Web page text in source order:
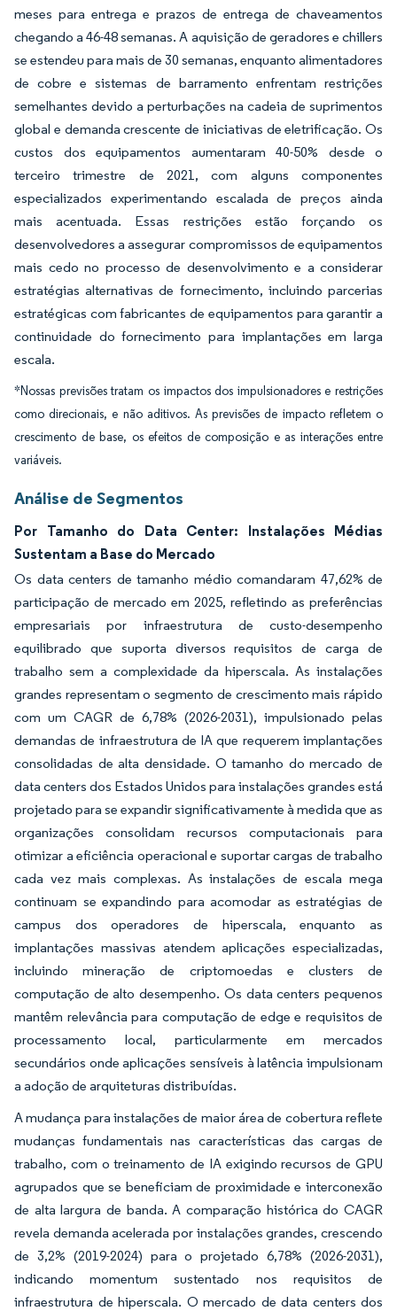
meses para entrega e prazos de entrega de chaveamentos
chegando a 46-48 semanas. A aquisição de geradores e chillers
se estendeu para mais de 30 semanas, enquanto alimentadores
de cobre e sistemas de barramento enfrentam restrições
semelhantes devido a perturbações na cadeia de suprimentos
global e demanda crescente de iniciativas de eletrificação. Os
custos dos equipamentos aumentaram 40-50% desde o
terceiro trimestre de 2021, com alguns componentes
especializados experimentando escalada de preços ainda
mais acentuada. Essas restrições estão forçando os
desenvolvedores a assegurar compromissos de equipamentos
mais cedo no processo de desenvolvimento e a considerar
estratégias alternativas de fornecimento, incluindo parcerias
estratégicas com fabricantes de equipamentos para garantir a
continuidade do fornecimento para implantações em larga
escala.
*Nossas previsões tratam os impactos dos impulsionadores e restrições
como direcionais, e não aditivos. As previsões de impacto refletem o
crescimento de base, os efeitos de composição e as interações entre
variáveis.
Análise de Segmentos
Por Tamanho do Data Center: Instalações Médias
Sustentam a Base do Mercado
Os data centers de tamanho médio comandaram 47,62% de
participação de mercado em 2025, refletindo as preferências
empresariais por infraestrutura de custo-desempenho
equilibrado que suporta diversos requisitos de carga de
trabalho sem a complexidade da hiperscala. As instalações
grandes representam o segmento de crescimento mais rápido
com um CAGR de 6,78% (2026-2031), impulsionado pelas
demandas de infraestrutura de IA que requerem implantações
consolidadas de alta densidade. O tamanho do mercado de
data centers dos Estados Unidos para instalações grandes está
projetado para se expandir significativamente à medida que as
organizações consolidam recursos computacionais para
otimizar a eficiência operacional e suportar cargas de trabalho
cada vez mais complexas. As instalações de escala mega
continuam se expandindo para acomodar as estratégias de
campus dos operadores de hiperscala, enquanto as
implantações massivas atendem aplicações especializadas,
incluindo mineração de criptomoedas e clusters de
computação de alto desempenho. Os data centers pequenos
mantêm relevância para computação de edge e requisitos de
processamento local, particularmente em mercados
secundários onde aplicações sensíveis à latência impulsionam
a adoção de arquiteturas distribuídas.
A mudança para instalações de maior área de cobertura reflete
mudanças fundamentais nas características das cargas de
trabalho, com o treinamento de IA exigindo recursos de GPU
agrupados que se beneficiam de proximidade e interconexão
de alta largura de banda. A comparação histórica do CAGR
revela demanda acelerada por instalações grandes, crescendo
de 3,2% (2019-2024) para o projetado 6,78% (2026-2031),
indicando momentum sustentado nos requisitos de
infraestrutura de hiperscala. O mercado de data centers dos